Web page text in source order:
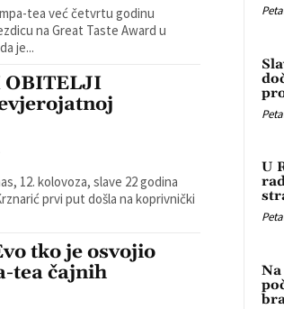
tea već četvrtu godinu
na Great Taste Award u
nagrada je...
OBITELJI
12. kolovoza, slave 22 godina
prvi put došla na koprivnički
tko je osvojio
tea čajnih
U